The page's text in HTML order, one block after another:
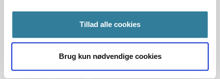
Tillad alle cookies
Brug kun nødvendige cookies
Ankestyrelsens principafgørelse 46-
18
01-01-2018